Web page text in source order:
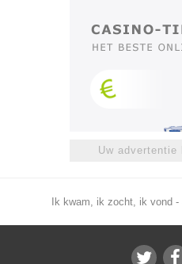
Uw advertentie
Ik kwam, ik zocht, ik vond